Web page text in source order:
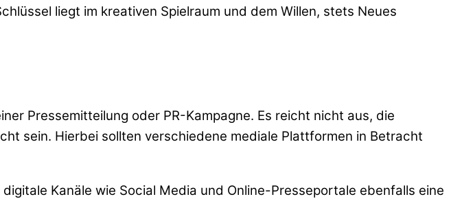
liegt im kreativen Spielraum und dem Willen, stets Neues
Pressemitteilung oder PR-Kampagne. Es reicht nicht aus, die
sein. Hierbei sollten verschiedene mediale Plattformen in Betracht
Kanäle wie Social Media und Online-Presseportale ebenfalls eine